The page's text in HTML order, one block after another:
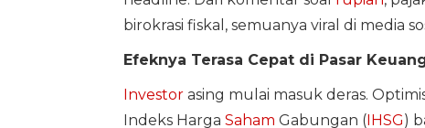
birokrasi fiskal, semuanya viral di media
Efeknya Terasa Cepat di Pasar
Investorasing mulai masuk deras.
Indeks Harga Saham Gabungan (IHSG)